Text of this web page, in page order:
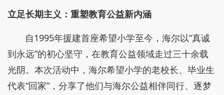
立足长期主义：重塑教育公益新内涵
自1995年援建首座希望小学至今，海尔以“真诚
到永远”的初心坚守，在教育公益领域走过三十余载
光阴。本次活动中，海尔希望小学的老校长、毕业生
代表“回家”，分享了他们与海尔公益相伴同行、逐梦